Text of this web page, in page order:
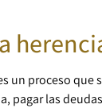
proceso
pagar las